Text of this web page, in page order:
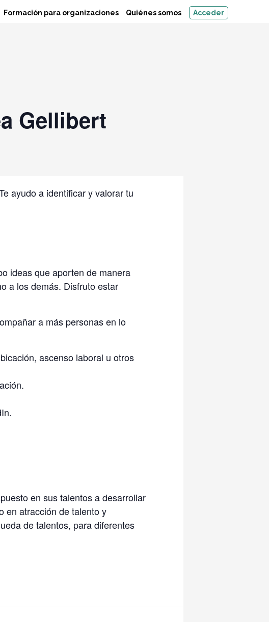
Formación para organizaciones Quiénes somos Acceder
Gellibert
ayudo a identificar y valorar tu
ideas que aporten de manera
a los demás. Disfruto estar
a más personas en lo
ascenso laboral u otros
en sus talentos a desarrollar
en atracción de talento y
de talentos, para diferentes